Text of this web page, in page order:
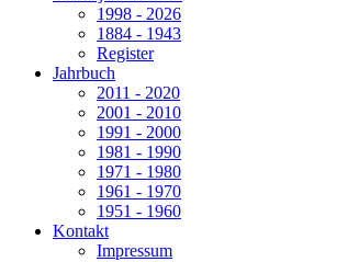
1998 - 2026
1884 - 1943
Register
Jahrbuch
2011 - 2020
2001 - 2010
1991 - 2000
1981 - 1990
1971 - 1980
1961 - 1970
1951 - 1960
Kontakt
Impressum